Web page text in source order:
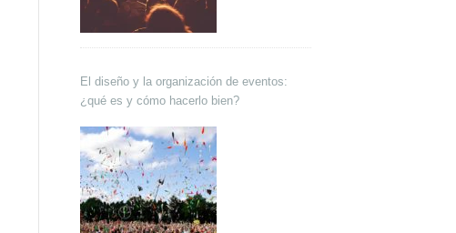
El diseño y la organización de eventos:
¿qué es y cómo hacerlo bien?